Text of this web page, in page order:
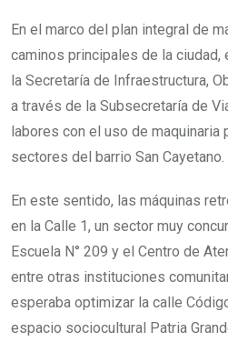
En el marco del plan integral de
caminos principales de la ciudad,
la Secretaría de Infraestructura,
a través de la Subsecretaría de
labores con el uso de
sectores del barrio San Cayetano.
En este sentido, las máquinas
en la Calle 1, un sector muy
Escuela N° 209 y el Centro de
entre otras instituciones
esperaba optimizar la calle
espacio sociocultural Patria